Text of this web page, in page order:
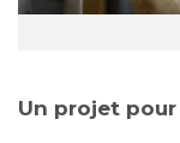
Un projet